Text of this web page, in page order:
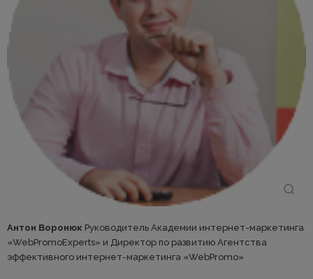
Антон Воронюк Руководитель Академии интернет-маркетинга
«WebPromoExperts» и Директор по развитию Агентства
эффективного интернет-маркетинга «WebPromo»